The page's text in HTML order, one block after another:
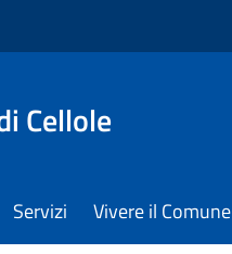
Cellole
Servizi Vivere il Comune